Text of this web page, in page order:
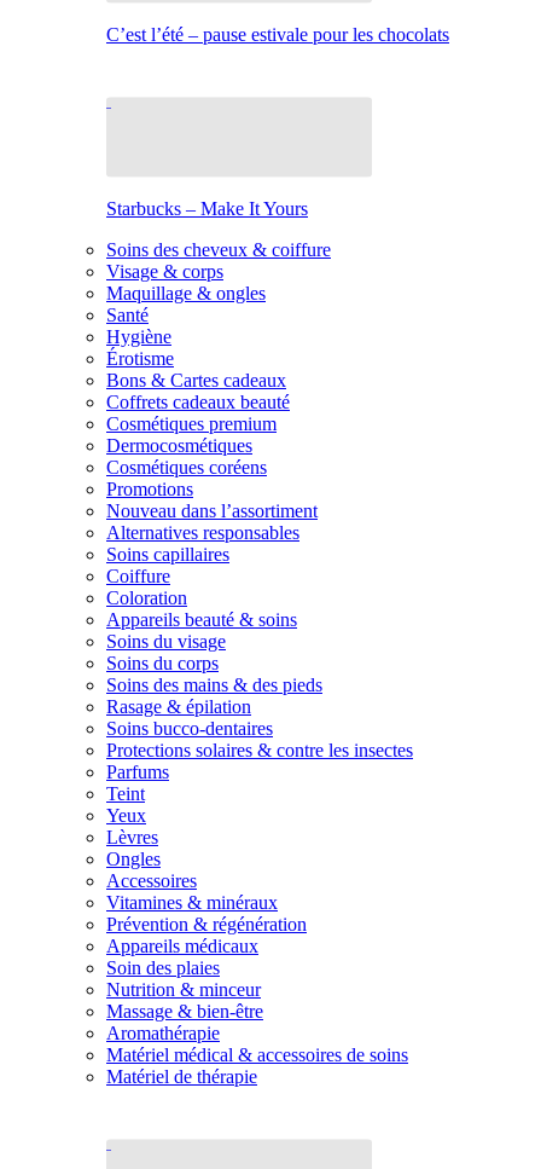
C’est l’été – pause estivale pour les chocolats
Starbucks – Make It Yours
Soins des cheveux & coiffure
Visage & corps
Maquillage & ongles
Santé
Hygiène
Érotisme
Bons & Cartes cadeaux
Coffrets cadeaux beauté
Cosmétiques premium
Dermocosmétiques
Cosmétiques coréens
Promotions
Nouveau dans l’assortiment
Alternatives responsables
Soins capillaires
Coiffure
Coloration
Appareils beauté & soins
Soins du visage
Soins du corps
Soins des mains & des pieds
Rasage & épilation
Soins bucco-dentaires
Protections solaires & contre les insectes
Parfums
Teint
Yeux
Lèvres
Ongles
Accessoires
Vitamines & minéraux
Prévention & régénération
Appareils médicaux
Soin des plaies
Nutrition & minceur
Massage & bien-être
Aromathérapie
Matériel médical & accessoires de soins
Matériel de thérapie